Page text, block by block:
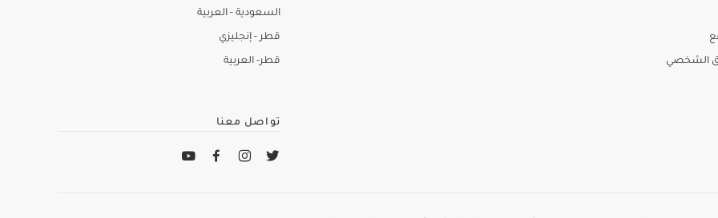
الشخصي
السعودية - العربية
قطر - إنجليزي
قطر- العربية
تواصل معنا